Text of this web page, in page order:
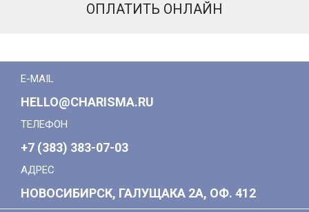
ОПЛАТИТЬ ОНЛАЙН
E-MAIL
HELLO@CHARISMA.RU
ТЕЛЕФОН
+7 (383) 383-07-03
АДРЕС
НОВОСИБИРСК, ГАЛУЩАКА 2А, ОФ. 412